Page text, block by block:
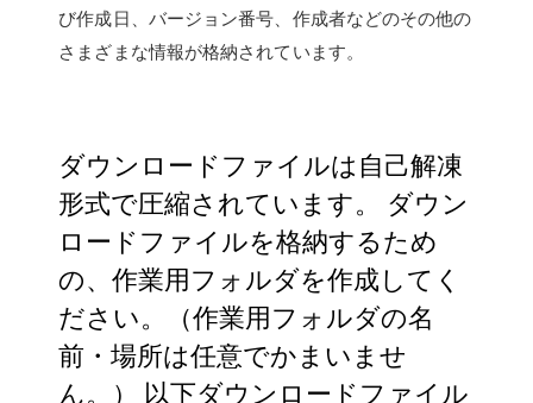
び作成日、バージョン番号、作成者などのその他の
さまざまな情報が格納されています。
ダウンロードファイルは自己解凍
形式で圧縮されています。 ダウン
ロードファイルを格納するため
の、作業用フォルダを作成してく
ださい。（作業用フォルダの名
前・場所は任意でかまいませ
ん。） 以下ダウンロードファイル